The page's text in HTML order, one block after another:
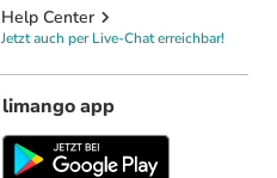
Help Center
Jetzt auch per Live-Chat erreichbar!
limango app